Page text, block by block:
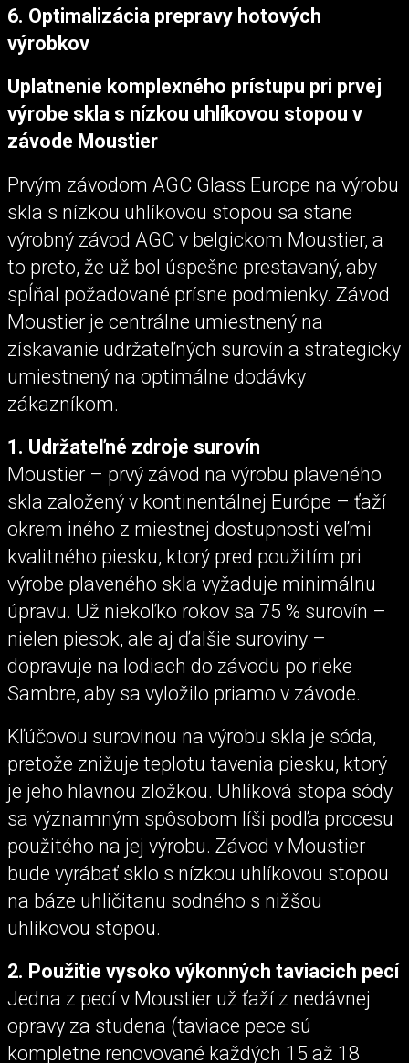
6. Optimalizácia prepravy hotových
výrobkov
Uplatnenie komplexného prístupu pri prvej
výrobe skla s nízkou uhlíkovou stopou v
závode Moustier
Prvým závodom AGC Glass Europe na výrobu
skla s nízkou uhlíkovou stopou sa stane
výrobný závod AGC v belgickom Moustier, a
to preto, že už bol úspešne prestavaný, aby
spĺňal požadované prísne podmienky. Závod
Moustier je centrálne umiestnený na
získavanie udržateľných surovín a strategicky
umiestnený na optimálne dodávky
zákazníkom.
1. Udržateľné zdroje surovín
Moustier – prvý závod na výrobu plaveného
skla založený v kontinentálnej Európe – ťaží
okrem iného z miestnej dostupnosti veľmi
kvalitného piesku, ktorý pred použitím pri
výrobe plaveného skla vyžaduje minimálnu
úpravu. Už niekoľko rokov sa 75 % surovín –
nielen piesok, ale aj ďalšie suroviny –
dopravuje na lodiach do závodu po rieke
Sambre, aby sa vyložilo priamo v závode.
Kľúčovou surovinou na výrobu skla je sóda,
pretože znižuje teplotu tavenia piesku, ktorý
je jeho hlavnou zložkou. Uhlíková stopa sódy
sa významným spôsobom líši podľa procesu
použitého na jej výrobu. Závod v Moustier
bude vyrábať sklo s nízkou uhlíkovou stopou
na báze uhličitanu sodného s nižšou
uhlíkovou stopou.
2. Použitie vysoko výkonných taviacich pecí
Jedna z pecí v Moustier už ťaží z nedávnej
opravy za studena (taviace pece sú
kompletne renovované každých 15 až 18